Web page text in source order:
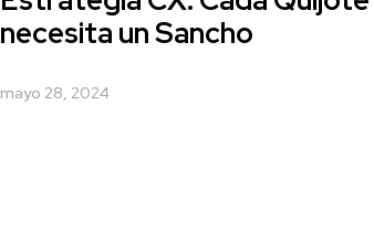
necesita un Sancho
mayo 28, 2024